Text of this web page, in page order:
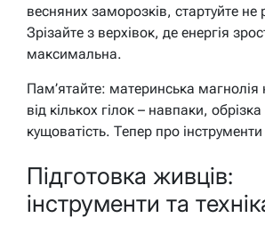
весняних заморозків, стартуйте не
Зрізайте з верхівок, де енергія
максимальна.
Пам’ятайте: материнська
від кількох гілок – навпаки,
кущоватість. Тепер про інструменти
Підготовка живців:
інструменти та